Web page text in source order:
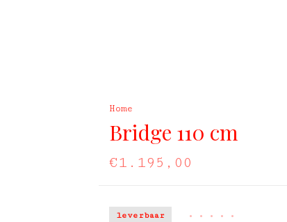
Home
Bridge 110 cm
€1.195,00
leverbaar • • • • •